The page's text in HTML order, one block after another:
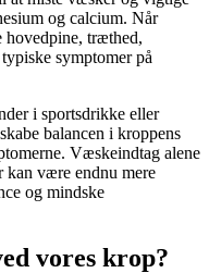
og calcium. Når
hovedpine, træthed,
symptomer på
i sportsdrikke eller
balancen i kroppens
Væskeindtag alene
være endnu mere
og mindske
vores krop?